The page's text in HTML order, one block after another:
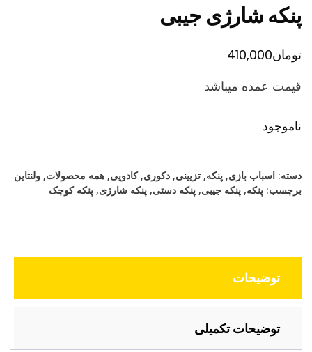
پنکه شارژی جیبی
تومان410,000
قیمت عمده میباشد
ناموجود
دسته: اسباب بازی, پنکه, تزیینی, دکوری,کادویی, همه محصولات, ولنتاین
برچسب: پنکه, پنکه جیبی, پنکه دستی, پنکه شارژی, پنکه کوچک
توضیحات
توضیحات تکمیلی